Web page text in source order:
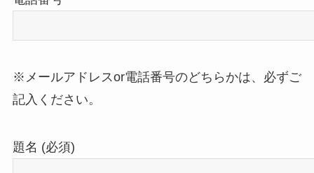
※メールアドレスor電話番号のどちらかは、必ずご
記入ください。
題名 (必須)